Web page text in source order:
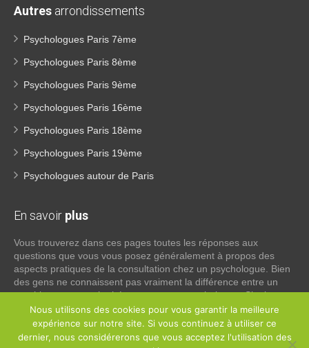
Autres arrondissements
Psychologues Paris 7ème
Psychologues Paris 8ème
Psychologues Paris 9ème
Psychologues Paris 16ème
Psychologues Paris 18ème
Psychologues Paris 19ème
Psychologues autour de Paris
En savoir plus
Vous trouverez dans ces pages toutes les réponses aux
questions que vous vous posez généralement à propos des
aspects pratiques de la consultation chez un psychologue. Bien
des gens ne connaissent pas vraiment la différence entre un
psychiatre, un psychothérapeute et un psychologue. Si tel est
votre cas, voici quelques définitions qui devraient clarifier les
choses, n’hésitez pas à nous contacter:
Nous utilisons des cookies pour vous garantir la meilleure
expérience sur notre site. Si vous continuez à utiliser ce
dernier, nous considérerons que vous acceptez l'utilisation des